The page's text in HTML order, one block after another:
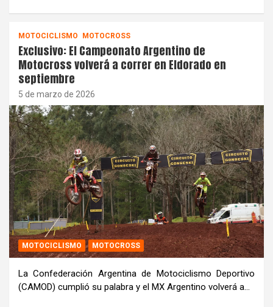
MOTOCICLISMO MOTOCROSS
Exclusivo: El Campeonato Argentino de
Motocross volverá a correr en Eldorado en
septiembre
5 de marzo de 2026
MOTOCICLISMO MOTOCROSS
La Confederación Argentina de Motociclismo Deportivo
(CAMOD) cumplió su palabra y el MX Argentino volverá a…